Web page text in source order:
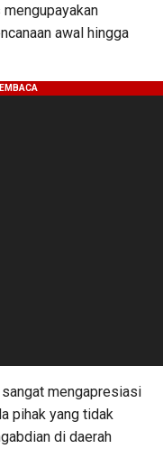
mengupayakan
awal hingga
mengapresiasi
pihak yang tidak
di daerah